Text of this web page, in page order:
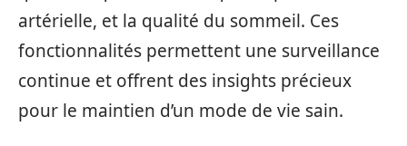
artérielle, et la qualité du sommeil. Ces
fonctionnalités permettent une surveillance
continue et offrent des insights précieux
pour le maintien d’un mode de vie sain.